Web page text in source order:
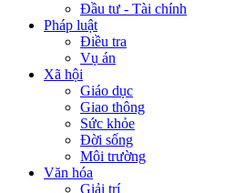
Đầu tư - Tài chính
Pháp luật
Điều tra
Vụ án
Xã hội
Giáo dục
Giao thông
Sức khỏe
Đời sống
Môi trường
Văn hóa
Giải trí